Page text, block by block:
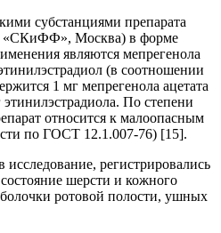
субстанциями препарата
Москва) в форме
являются мепрегенола
(в соотношении
1 мг мепрегенола ацетата
По степени
относится к малоопасным
по ГОСТ 12.1.007-76) [15].
регистрировались
состояние шерсти и кожного
ротовой полости, ушных